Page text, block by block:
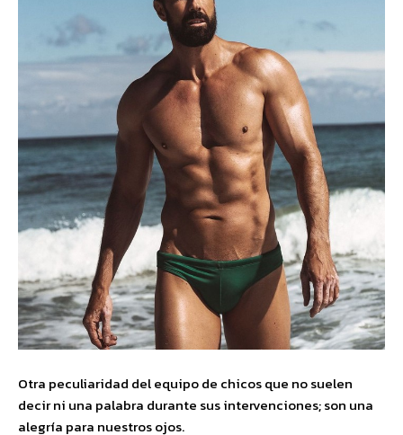
Otra peculiaridad del equipo de chicos que no suelen
decir ni una palabra durante sus intervenciones; son una
alegría para nuestros ojos.